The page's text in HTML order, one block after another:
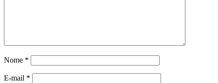
Nome *
E-mail *